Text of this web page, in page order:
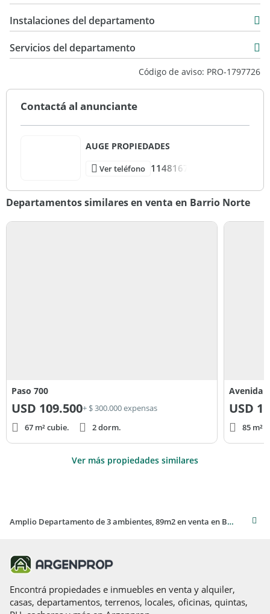
equivalente al cuatro con quince centésimos por ciento
89 m2
Instalaciones del departamento
Servicios del departamento
Código de aviso: PRO-1797726
Contactá al anunciante
AUGE PROPIEDADES
Ver teléfono 1148167
Departamentos similares en venta en Barrio Norte
Paso 700
USD 109.500+ $ 300.000 expensas
67 m² cubie.
2 dorm.
Avenida
USD
85 m²
Ver más propiedades similares
Amplio Departamento de 3 ambientes, 89m2 en venta en Barrio Norte
Encontrá propiedades e inmuebles en venta y alquiler,
casas, departamentos, terrenos, locales, oficinas, quintas,